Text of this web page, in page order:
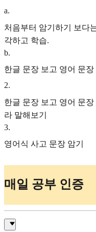
a.
처음부터 암기하기 보다
각하고 학습.
b.
한글 문장 보고 영어 문장
2.
한글 문장 보고 영어 문
라 말해보기
3.
영어식 사고 문장 암기
매일 공부 인증